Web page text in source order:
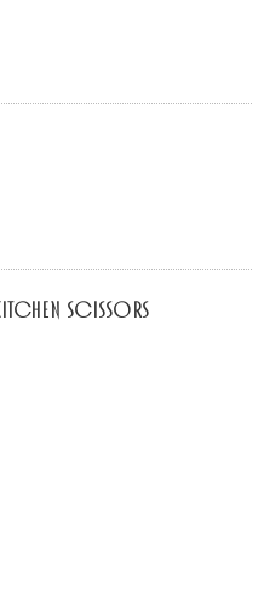
Kitchen Scissors